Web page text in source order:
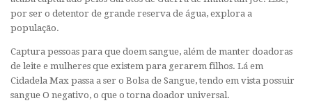
por ser o detentor de grande reserva de água, explora a
população.
Captura pessoas para que doem sangue, além de manter doadoras
de leite e mulheres que existem para gerarem filhos. Lá em
Cidadela Max passa a ser o Bolsa de Sangue, tendo em vista possuir
sangue O negativo, o que o torna doador universal.